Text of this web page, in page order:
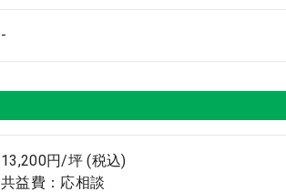
-
13,200円/坪 (税込)
共益費：応相談